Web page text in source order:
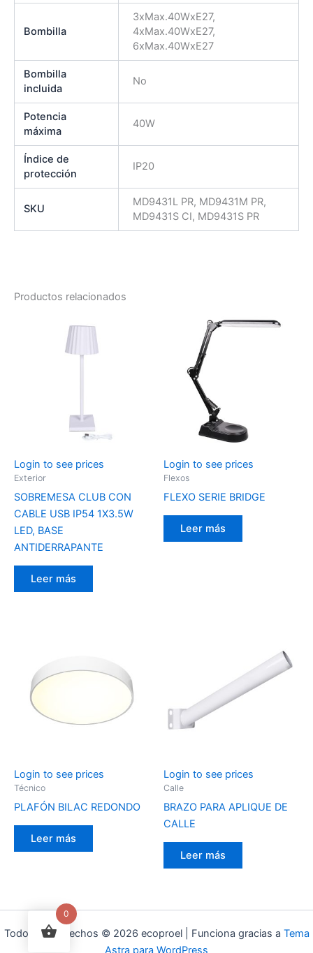
Bombilla
3xMax.40WxE27,
4xMax.40WxE27,
6xMax.40WxE27
Bombilla
incluida
No
Potencia
máxima
40W
Índice de
protección
IP20
SKU
MD9431L PR, MD9431M PR,
MD9431S CI, MD9431S PR
Productos relacionados
Login to see prices
Exterior
SOBREMESA CLUB CON
CABLE USB IP54 1X3.5W
LED, BASE
ANTIDERRAPANTE
Leer más
Login to see prices
Flexos
FLEXO SERIE BRIDGE
Leer más
Login to see prices
Técnico
PLAFÓN BILAC REDONDO
Leer más
Login to see prices
Calle
BRAZO PARA APLIQUE DE
CALLE
Leer más
Todos los derechos © 2026 ecoproel | Funciona gracias a Tema
Astra para WordPress
0